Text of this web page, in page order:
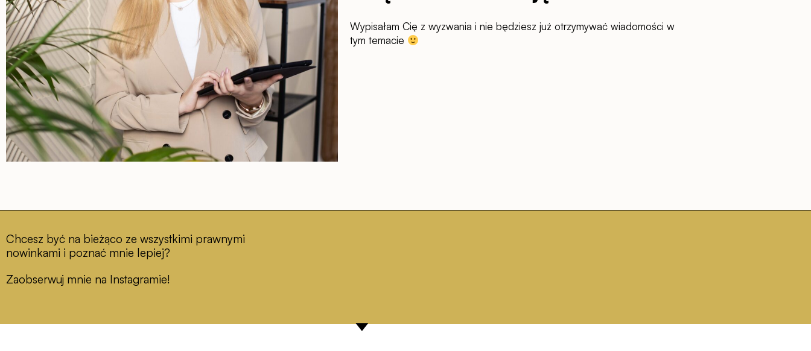
Wypisałam Cię z wyzwania i nie będziesz już otrzymywać wiadomości w
tym temacie
Chcesz być na bieżąco ze wszystkimi prawnymi
nowinkami i poznać mnie lepiej?
Zaobserwuj mnie na Instagramie!